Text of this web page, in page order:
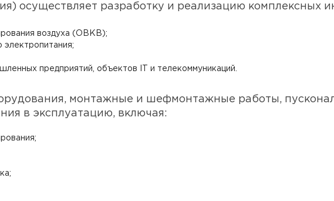
осуществляет разработку и реализацию комплексных
воздуха (ОВКВ);
электропитания;
предприятий, объектов IT и телекоммуникаций.
монтажные и шефмонтажные работы,
в эксплуатацию, включая: